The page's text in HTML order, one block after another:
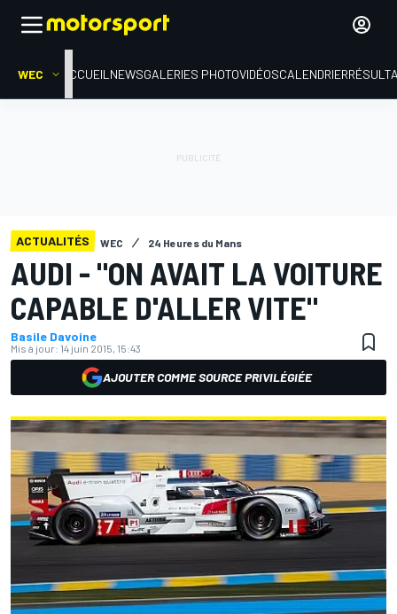
WEC ACCUEIL NEWSGALERIES PHOTOVIDÉOSCALENDRIER
ACTUALITÉS WEC 24 Heures du Mans
AUDI - "ON AVAIT LA VOITURE
CAPABLE D'ALLER VITE"
Basile Davoine
Mis à jour: 14 juin 2015, 15:43
AJOUTER COMME SOURCE PRIVILÉGIÉE